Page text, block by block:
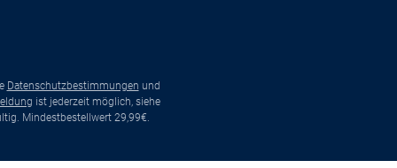
Datenschutzbestimmungen und
ist jederzeit möglich, siehe
Mindestbestellwert 29,99€.